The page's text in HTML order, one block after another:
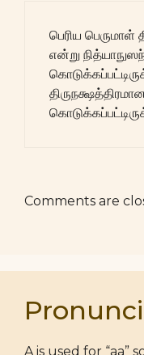
பெரிய பெருமாள்
என்று
Comments are
A is used for “aa”